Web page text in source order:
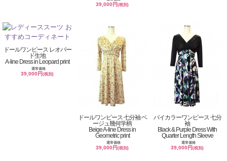
39,000円(税別)
ドールワンピース レオパー
ド生地
A-line Dress in Leopard print
通常価格
39,000円(税別)
ドールワンピース 七分袖 ベ
ージュ幾何学柄
Beige A-line Dress in
Geometric print
通常価格
39,000円(税別)
バイカラーワンピース 七分
袖
Black & Purple Dress With
Quarter Length Sleeve
通常価格
39,000円(税別)